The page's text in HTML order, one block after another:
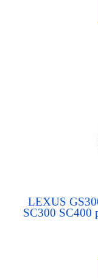
LEXUS
SC300 SC400